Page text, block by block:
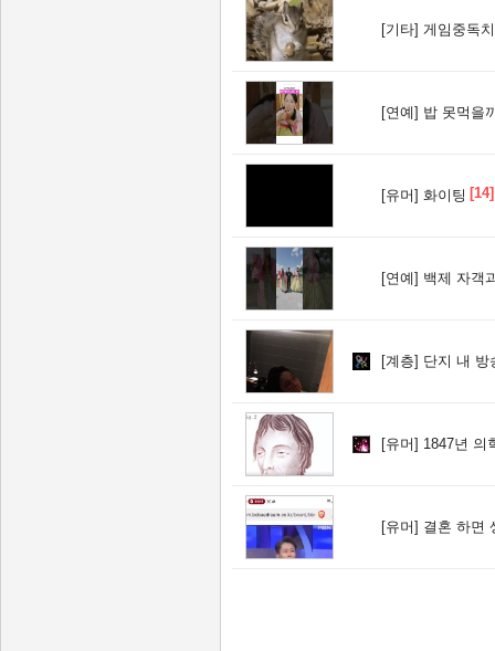
[기타] 게임중독
[연예] 밥 못먹을
[유머] 화이팅 [14]
[연예] 백제 자객
[계층] 단지 내 방송 아나운
[유머] 1847년 의
[유머] 결혼 하면